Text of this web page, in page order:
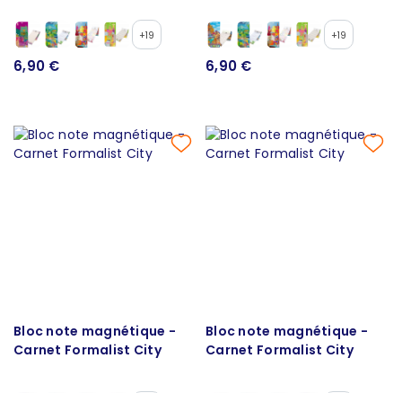
+19
6,90 €
+19
6,90 €
Bloc note magnétique -
Carnet Formalist City
Bloc note magnétique -
Carnet Formalist City